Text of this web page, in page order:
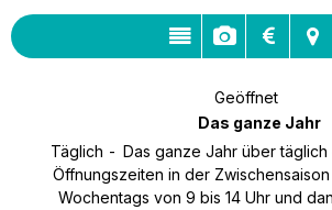
Geöffnet
Das ganze Jahr
Täglich
Das ganze Jahr über
Öffnungszeiten in der
Wochentags von 9 bis 14 Uhr und